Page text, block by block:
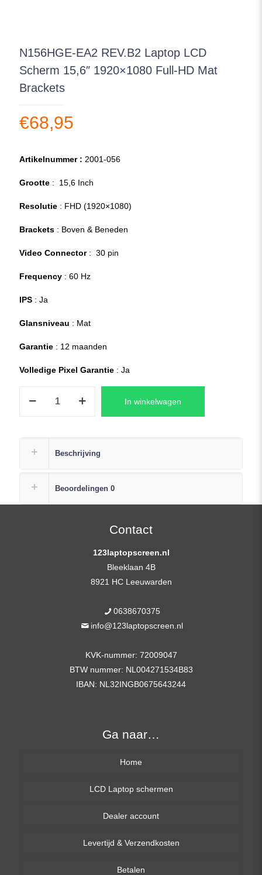
N156HGE-EA2 REV.B2 Laptop LCD
Scherm 15,6″ 1920×1080 Full-HD Mat
Brackets
€68,95
Artikelnummer : 2001-056
Grootte : 15,6 Inch
Resolutie : FHD (1920×1080)
Brackets : Boven & Beneden
Video Connector: 30 pin
Frequency : 60 Hz
IPS : Ja
Glansniveau : Mat
Garantie : 12 maanden
Volledige Pixel Garantie : Ja
LCD
In winkelwagen
Beschrijving
Beoordelingen 0
Contact
123laptopscreen.nl
Bleeklaan 4B
8921 HC Leeuwarden
0638670375
info@123laptopscreen.nl
KVK-nummer: 72009047
BTW nummer: NL004271534B83
IBAN: NL32INGB0675643244
Ga naar…
Home
LCD Laptop schermen
13,3 inch
14,0 inch
15,6 inch
Dealer account
Levertijd & Verzendkosten
Betalen